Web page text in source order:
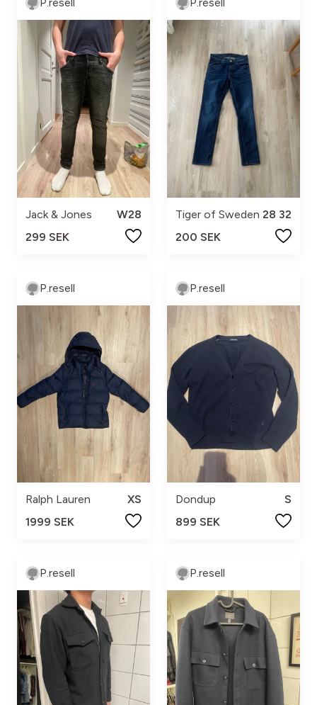
Jack & Jones
W28
299 SEK
Tiger of Sweden 28 32
200 SEK
P.resell
Ralph Lauren
XS
1999 SEK
P.resell
Dondup
S
899 SEK
P.resell P.resell